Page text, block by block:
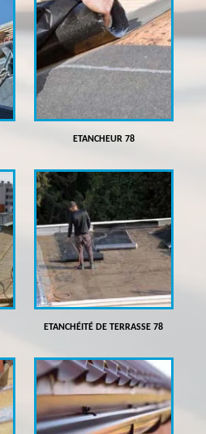
ETANCHEUR 78
ETANCHÉITÉ DE TERRASSE 78